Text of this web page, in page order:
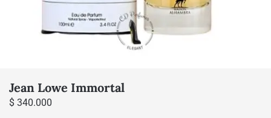
Jean Lowe Immortal
$ 340.000